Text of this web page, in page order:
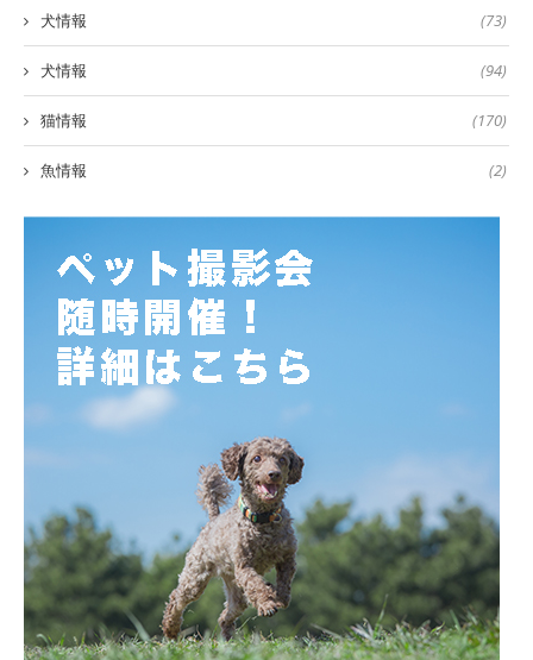
犬情報 (73)
犬情報 (94)
猫情報 (170)
魚情報 (2)